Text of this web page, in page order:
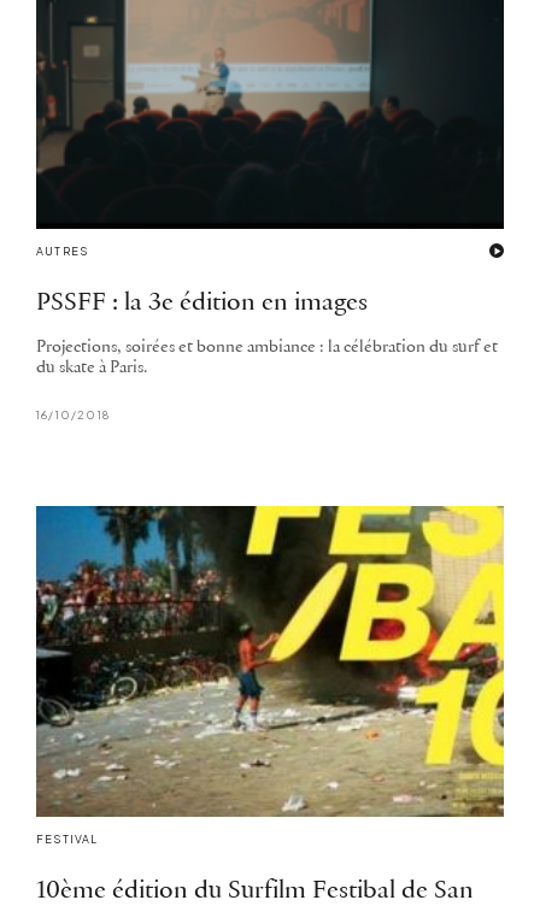
AUTRES
PSSFF : la 3e édition en images
Projections, soirées et bonne ambiance : la célébration du surf et
du skate à Paris.
16/10/2018
FESTIVAL
10ème édition du Surfilm Festibal de San